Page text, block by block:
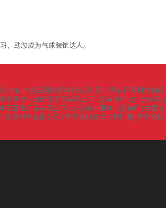
，助您成为气球装饰达人。
-佛山市鑫品嘉陶瓷有限公司
海口壹心环保科技有
宇通电气自动化工程有限公司
义乌市中傲广告有限
子酒店用品有限公司 东莞市大朗创点服装厂 甘肃
车零部件有限公司
青岛极地海洋世界门票_青岛极